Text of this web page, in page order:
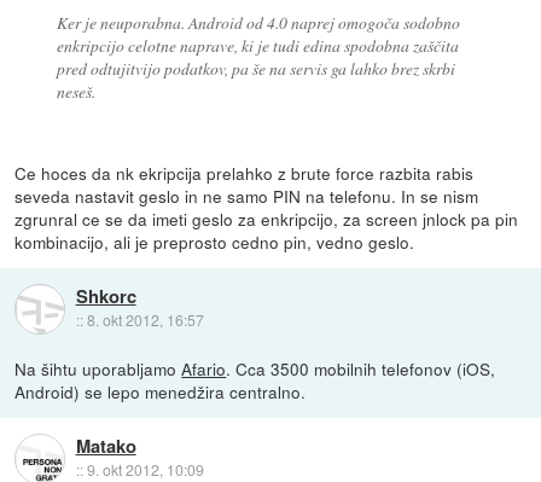
Ker je neuporabna. Android od 4.0 naprej omogoča sodobno
enkripcijo celotne naprave, ki je tudi edina spodobna zaščita
pred odtujitvijo podatkov, pa še na servis ga lahko brez skrbi
neseš.
Ce hoces da nk ekripcija prelahko z brute force razbita rabis
seveda nastavit geslo in ne samo PIN na telefonu. In se nism
zgrunral ce se da imeti geslo za enkripcijo, za screen jnlock pa pin
kombinacijo, ali je preprosto cedno pin, vedno geslo.
Shkorc
::8. okt 2012, 16:57
Na šihtu uporabljamoAfario. Cca 3500 mobilnih telefonov (iOS,
Android) se lepo menedžira centralno.
Matako
::9. okt 2012, 10:09